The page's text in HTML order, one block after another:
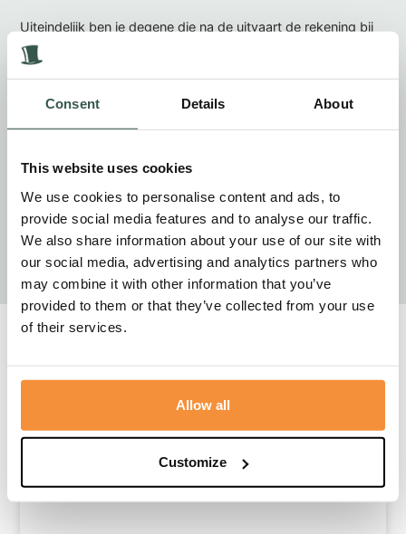
Consent Details About
This website uses cookies
We use cookies to personalise content and ads, to
provide social media features and to analyse our traffic.
We also share information about your use of our site with
our social media, advertising and analytics partners who
may combine it with other information that you’ve
provided to them or that they’ve collected from your use
of their services.
Allow all
Customize
Uiteindelijk ben je degene die na de uitvaart de rekening bij
de familie bezorgt met daarop alle kosten van producten en
diensten die zijn afgenomen (verzorging, overbrenging, kist,
begraafplaats of crematorium, rouwdrukwerk en
advertenties, fotograaf, consumpties, etc.). Gemaakte
geen issue en krijg ik de steun van mijn gezin dat volledig
achter me staat… Het is een prachtig beroep en een taak
van betekenis!!!